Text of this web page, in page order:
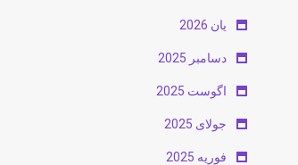
یان 2026
دسامبر 2025
اگوست 2025
جولای 2025
فوریه 2025